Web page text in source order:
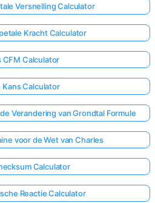
Versnelling Calculator
Kracht Calculator
CFM Calculator
Kans Calculator
Verandering van Grondtal Formule
voor de Wet van Charles
Calculator
Reactie Calculator